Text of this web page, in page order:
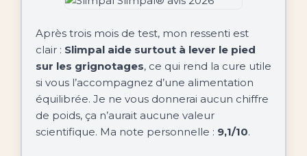
Après trois mois de test, mon ressenti est
clair : Slimpal aide surtout à lever le pied
sur les grignotages, ce qui rend la cure utile
si vous l’accompagnez d’une alimentation
équilibrée. Je ne vous donnerai aucun chiffre
de poids, ça n’aurait aucune valeur
scientifique. Ma note personnelle : 9,1/10.